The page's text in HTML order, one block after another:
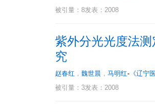
被引量：8发表：2008
紫外分光光度法
究
赵春红 ， 魏世晨 ， 马明红- 《辽宁
被引量：3发表：2008